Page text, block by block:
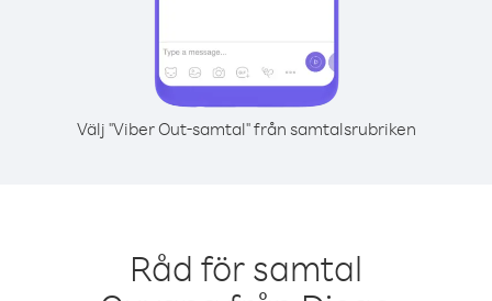
Välj "Viber Out-samtal" från samtalsrubriken
Råd för samtal